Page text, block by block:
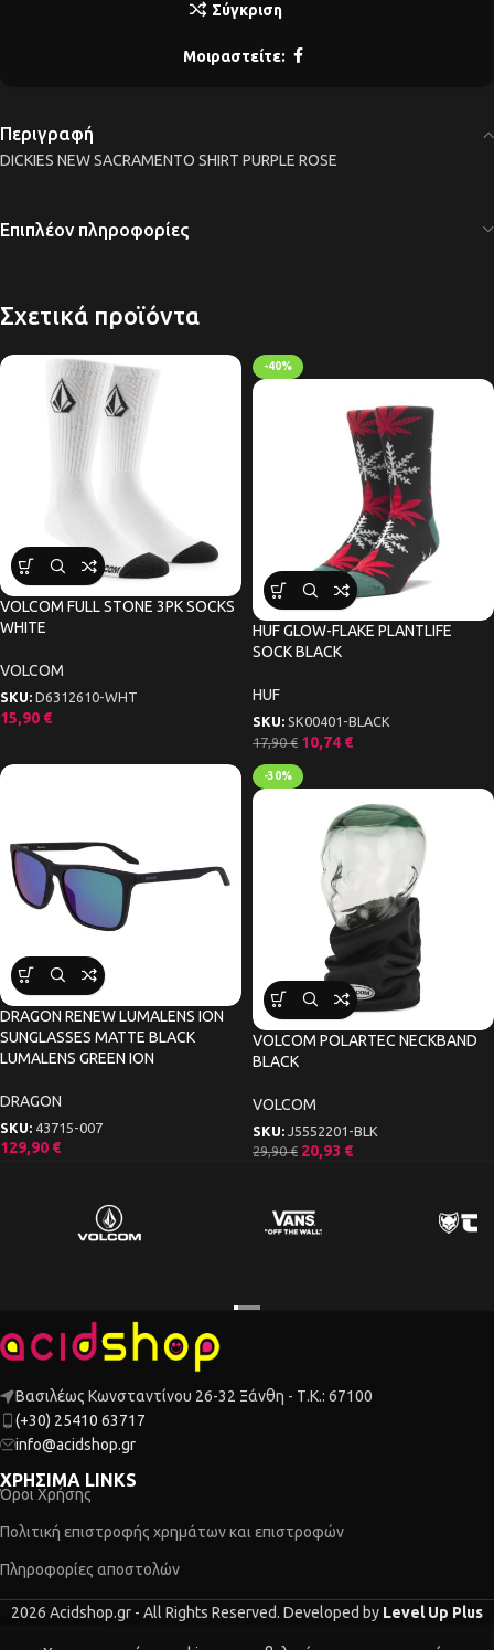
Σύγκριση
Μοιραστείτε:
Περιγραφή
DICKIES NEW SACRAMENTO SHIRT PURPLE ROSE
Επιπλέον πληροφορίες
Σχετικά προϊόντα
VOLCOM FULL STONE 3PK SOCKS
WHITE
VOLCOM
SKU: D6312610-WHT
15,90 €
-40%
HUF GLOW-FLAKE PLANTLIFE
SOCK BLACK
HUF
SKU: SK00401-BLACK
17,90€ 10,74 €
DRAGON RENEW LUMALENS ION
SUNGLASSES MATTE BLACK
LUMALENS GREEN ION
DRAGON
SKU: 43715-007
129,90 €
-30%
VOLCOM POLARTEC NECKBAND
BLACK
VOLCOM
SKU: J5552201-BLK
29,90€ 20,93 €
Βασιλέως Κωνσταντίνου 26-32 Ξάνθη - Τ.Κ.: 67100
(+30) 25410 63717
info@acidshop.gr
ΧΡΗΣΙΜΑ LINKS
Όροι Χρήσης
Πολιτική επιστροφής χρημάτων και επιστροφών
Πληροφορίες αποστολών
2026 Acidshop.gr - All Rights Reserved. Developed by Level Up Plus